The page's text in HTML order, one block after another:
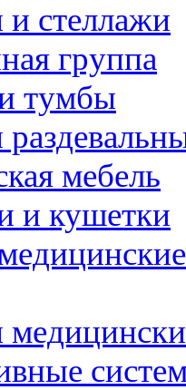
стеллажи
группа
тумбы
мебель
и кушетки